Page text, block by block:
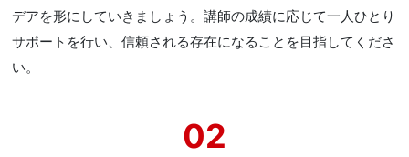
デアを形にしていきましょう。講師の成績に応じて一人ひとり
サポートを行い、信頼される存在になることを目指してくださ
い。
02